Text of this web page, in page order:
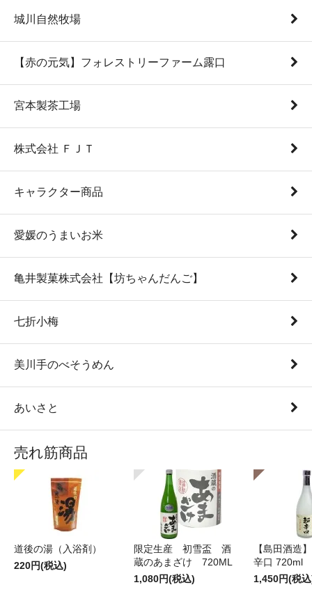
城川自然牧場
【赤の元気】フォレストリーファーム露口
宮本製茶工場
株式会社 ＦＪＴ
キャラクター商品
愛媛のうまいお米
亀井製菓株式会社【坊ちゃんだんご】
七折小梅
美川手のべそうめん
あいさと
売れ筋商品
道後の湯（入浴剤）
220円(税込)
限定生産 初雪盃 酒
蔵のあまざけ 720ML
1,080円(税込)
【島田酒造
辛口 720ml
1,450円(税